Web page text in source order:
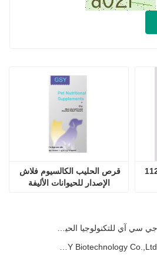
الإصدار للحيوانات الأليفة
شركة جينان جي سي آي للتكنولوجيا الحيوية المحدودة. شاركت في معرض باكستان الدولي للثروة الحيوانية 2024 IPEX